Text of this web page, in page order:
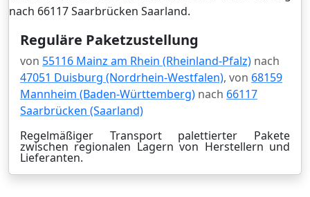
Reguläre Paketzustellung
von 55116 Mainz am Rhein (Rheinland-Pfalz) nach
47051 Duisburg (Nordrhein-Westfalen), von 68159
Mannheim (Baden-Württemberg) nach 66117
Saarbrücken (Saarland)
Regelmäßiger Transport palettierter Pakete
zwischen regionalen Lagern von Herstellern und
Lieferanten.